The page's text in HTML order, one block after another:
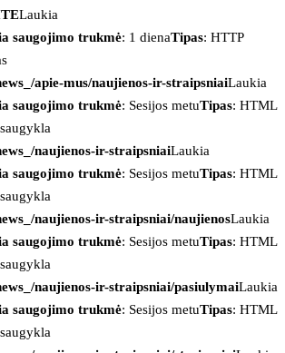
Laukia
saugojimo trukmė: 1 dienaTipas: HTTP
apie-mus/naujienos-ir-straipsniaiLaukia
saugojimo trukmė: Sesijos metuTipas: HTML
naujienos-ir-straipsniaiLaukia
saugojimo trukmė: Sesijos metuTipas: HTML
naujienos-ir-straipsniai/naujienosLaukia
saugojimo trukmė: Sesijos metuTipas: HTML
naujienos-ir-straipsniai/pasiulymaiLaukia
saugojimo trukmė: Sesijos metuTipas: HTML